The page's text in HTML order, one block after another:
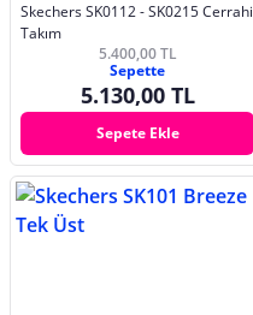
Skechers SK0112 - SK0215 Cerrahi
Takım
5.400,00 TL
Sepette
5.130,00 TL
Sepete Ekle